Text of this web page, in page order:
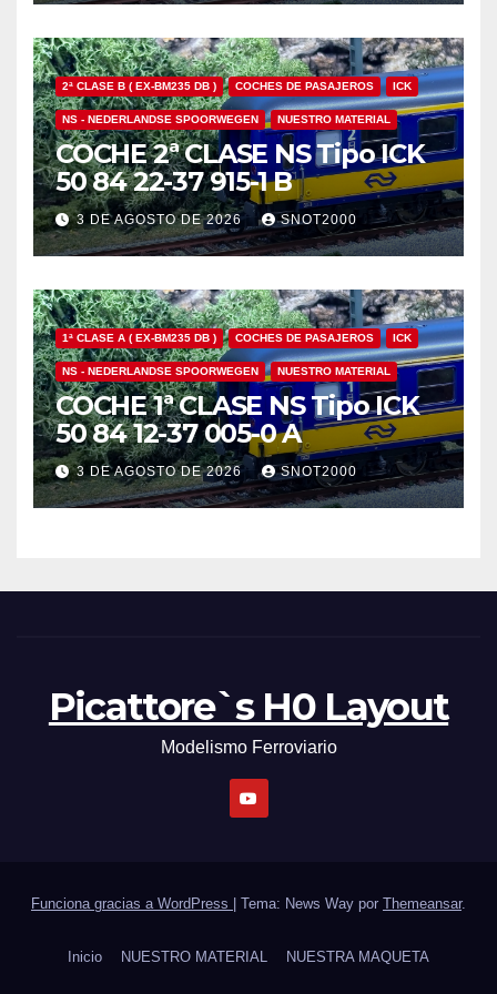
2ª CLASE B ( EX-BM235 DB ) COCHES DE PASAJEROS ICK
NS - NEDERLANDSE SPOORWEGEN NUESTRO MATERIAL
COCHE 2ª CLASE NS Tipo ICK
50 84 22-37 915-1 B
3 DE AGOSTO DE 2026 SNOT2000
1ª CLASE A ( EX-BM235 DB ) COCHES DE PASAJEROS ICK
NS - NEDERLANDSE SPOORWEGEN NUESTRO MATERIAL
COCHE 1ª CLASE NS Tipo ICK
50 84 12-37 005-0 A
3 DE AGOSTO DE 2026 SNOT2000
Picattore`s H0 Layout
Modelismo Ferroviario
Funciona gracias a WordPress Tema: News Way por Themeansar.
Inicio NUESTRO MATERIAL NUESTRA MAQUETA